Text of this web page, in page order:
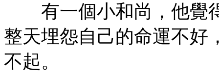
有一個小和尚，他覺
整天埋怨自己的命運不好
不起。